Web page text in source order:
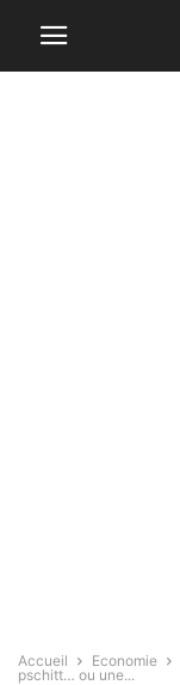
Accueil Economie
pschitt… ou une...